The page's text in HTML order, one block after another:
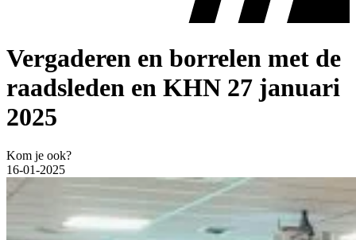
Vergaderen en borrelen met de
raadsleden en KHN 27 januari
2025
Kom je ook?
16-01-2025